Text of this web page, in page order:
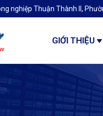
nghiệp Thuận Thành II,
GIỚI THIỆU